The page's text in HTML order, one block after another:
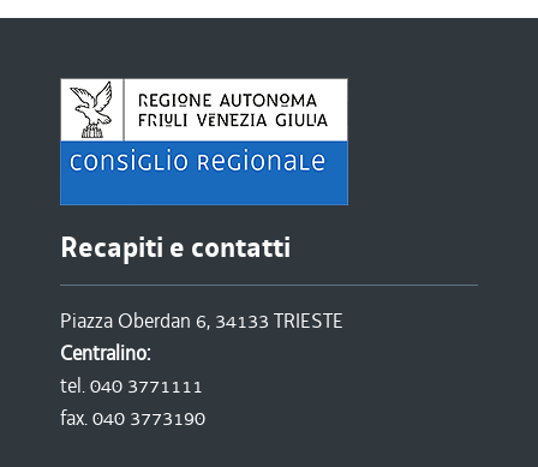
Recapiti e contatti
Piazza Oberdan 6, 34133 TRIESTE
Centralino:
tel. 040 3771111
fax. 040 3773190